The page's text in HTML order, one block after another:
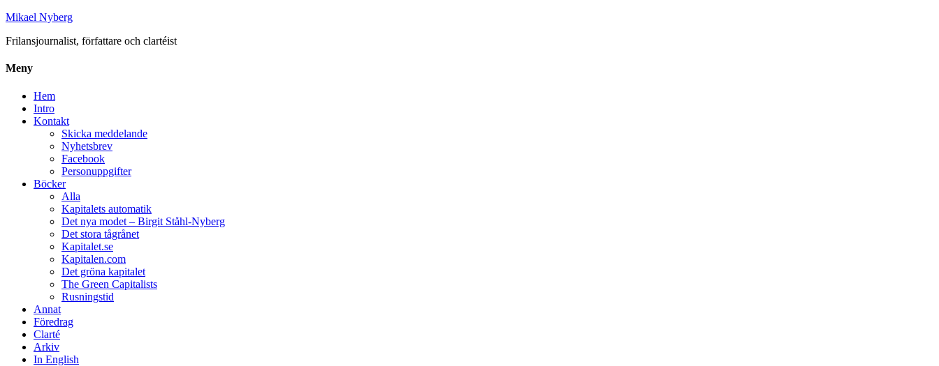
Mikael Nyberg
Frilansjournalist, författare och clartéist
Meny
Hem
Intro
Kontakt
Skicka meddelande
Nyhetsbrev
Facebook
Personuppgifter
Böcker
Alla
Kapitalets automatik
Det nya modet – Birgit Ståhl-Nyberg
Det stora tågrånet
Kapitalet.se
Kapitalen.com
Det gröna kapitalet
The Green Capitalists
Rusningstid
Annat
Föredrag
Clarté
Arkiv
In English